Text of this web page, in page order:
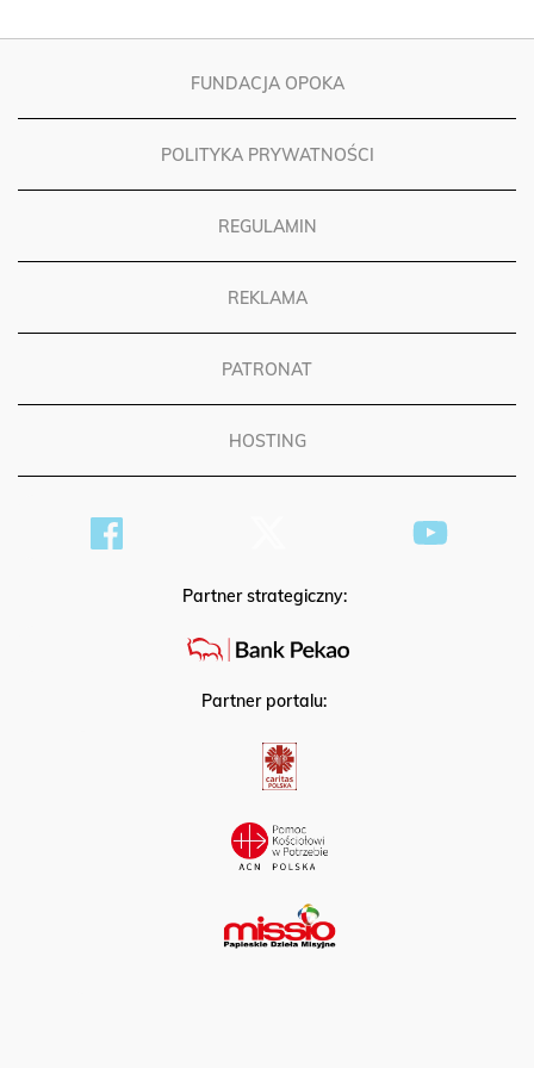
FUNDACJA OPOKA
POLITYKA PRYWATNOŚCI
REGULAMIN
REKLAMA
PATRONAT
HOSTING
Partner strategiczny:
Partner portalu: